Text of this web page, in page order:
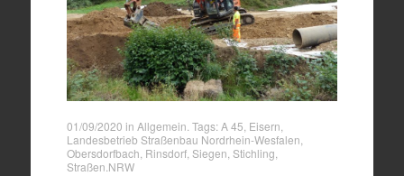
01/09/2020 in Allgemein . Tags:A 45 Eisern
Landesbetrieb Straßenbau Nordrhein-Wesfalen
Obersdorfbach Rinsdorf, Siegen Stichling
Straßen.NRW